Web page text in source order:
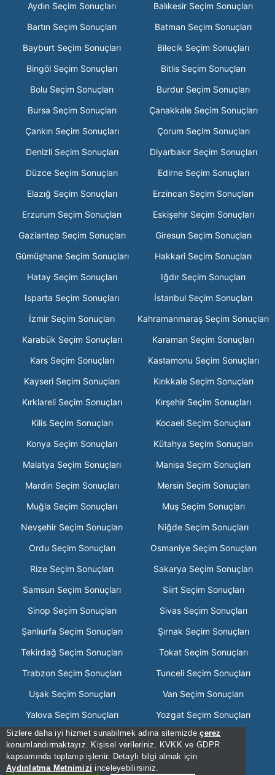
Sizlere daha iyi hizmet sunabilmek adına sitemizdeçerez
konumlandırmaktayız. Kişisel verileriniz, KVKK ve GDPR
kapsamında toplanıp işlenir. Detaylı bilgi almak için
Aydınlatma Metnimizi inceleyebilirsiniz.
Aydın Seçim Sonuçları
Balıkesir Seçim Sonuçları
Bartın Seçim Sonuçları
Batman Seçim Sonuçları
Bayburt Seçim Sonuçları
Bilecik Seçim Sonuçları
Bingöl Seçim Sonuçları
Bitlis Seçim Sonuçları
Bolu Seçim Sonuçları
Burdur Seçim Sonuçları
Bursa Seçim Sonuçları
Çanakkale Seçim Sonuçları
Çankırı Seçim Sonuçları
Çorum Seçim Sonuçları
Denizli Seçim Sonuçları
Diyarbakır Seçim Sonuçları
Düzce Seçim Sonuçları
Edirne Seçim Sonuçları
Elazığ Seçim Sonuçları
Erzincan Seçim Sonuçları
Erzurum Seçim Sonuçları
Eskişehir Seçim Sonuçları
Gaziantep Seçim Sonuçları
Giresun Seçim Sonuçları
Gümüşhane Seçim Sonuçları
Hakkari Seçim Sonuçları
Hatay Seçim Sonuçları
Iğdır Seçim Sonuçları
Isparta Seçim Sonuçları
İstanbul Seçim Sonuçları
İzmir Seçim Sonuçları
Kahramanmaraş Seçim Sonuçları
Karabük Seçim Sonuçları
Karaman Seçim Sonuçları
Kars Seçim Sonuçları
Kastamonu Seçim Sonuçları
Kayseri Seçim Sonuçları
Kırıkkale Seçim Sonuçları
Kırklareli Seçim Sonuçları
Kırşehir Seçim Sonuçları
Kilis Seçim Sonuçları
Kocaeli Seçim Sonuçları
Konya Seçim Sonuçları
Kütahya Seçim Sonuçları
Malatya Seçim Sonuçları
Manisa Seçim Sonuçları
Mardin Seçim Sonuçları
Mersin Seçim Sonuçları
Muğla Seçim Sonuçları
Muş Seçim Sonuçları
Nevşehir Seçim Sonuçları
Niğde Seçim Sonuçları
Ordu Seçim Sonuçları
Osmaniye Seçim Sonuçları
Rize Seçim Sonuçları
Sakarya Seçim Sonuçları
Samsun Seçim Sonuçları
Siirt Seçim Sonuçları
Sinop Seçim Sonuçları
Sivas Seçim Sonuçları
Şanlıurfa Seçim Sonuçları
Şırnak Seçim Sonuçları
Tekirdağ Seçim Sonuçları
Tokat Seçim Sonuçları
Trabzon Seçim Sonuçları
Tunceli Seçim Sonuçları
Uşak Seçim Sonuçları
Van Seçim Sonuçları
Yalova Seçim Sonuçları
Yozgat Seçim Sonuçları
Zonguldak Seçim Sonuçları
[Hata Bildir] - 00:39:07 - .2